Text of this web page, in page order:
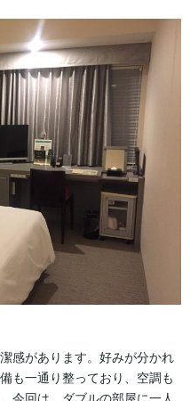
感があります。好みが分かれ
も一通り整っており、空調も
今回は、ダブルの部屋に一人